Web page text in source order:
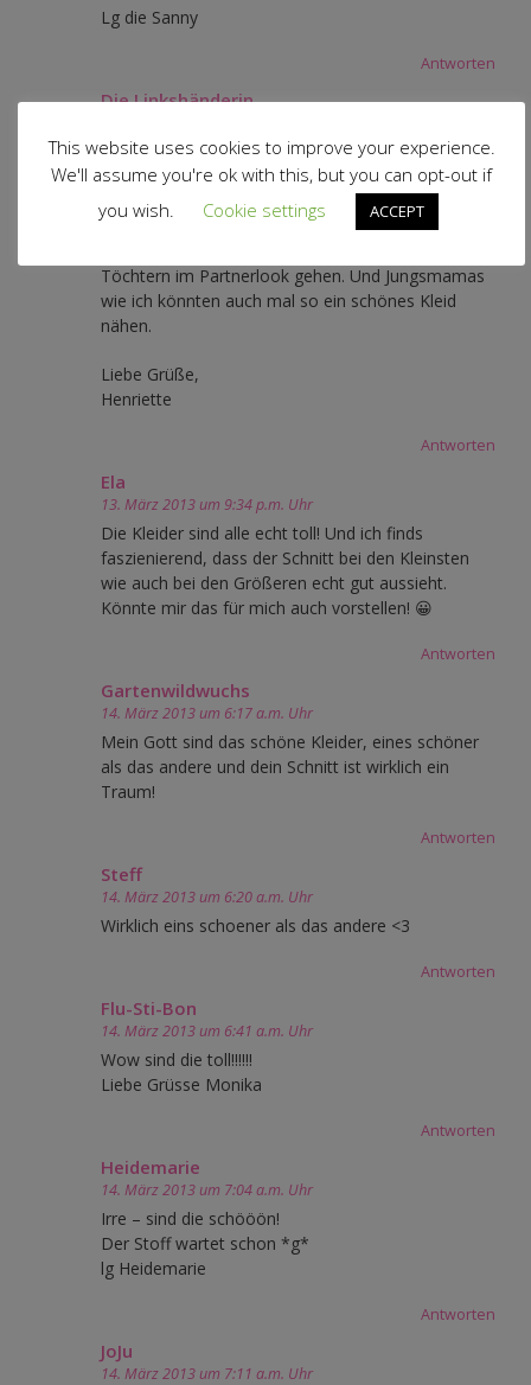
Lg die Sanny
Antworten
Die Linkshänderin
Die sind sooo schön!
Ich will auch so ein Kleid haben und zwar für mich!
Magst Du nicht auch ein E-Book für Frauen
machen?
Töchtern im Partnerlook gehen. Und Jungsmamas
wie ich könnten auch mal so ein schönes Kleid
nähen.
Liebe Grüße,
Henriette
Antworten
Ela
13. März 2013 um 9:34 p.m. Uhr
Die Kleider sind alle echt toll! Und ich finds
faszienierend, dass der Schnitt bei den Kleinsten
wie auch bei den Größeren echt gut aussieht.
Könnte mir das für mich auch vorstellen! 😀
Antworten
Gartenwildwuchs
14. März 2013 um 6:17 a.m. Uhr
Mein Gott sind das schöne Kleider, eines schöner
als das andere und dein Schnitt ist wirklich ein
Traum!
Antworten
Steff
14. März 2013 um 6:20 a.m. Uhr
Wirklich eins schoener als das andere <3
Antworten
Flu-Sti-Bon
14. März 2013 um 6:41 a.m. Uhr
Wow sind die toll!!!!!!
Liebe Grüsse Monika
Antworten
Heidemarie
14. März 2013 um 7:04 a.m. Uhr
Irre – sind die schööön!
Der Stoff wartet schon *g*
lg Heidemarie
Antworten
JoJu
14. März 2013 um 7:11 a.m. Uhr
This website uses cookies to improve your experience.
We'll assume you're ok with this, but you can opt-out if
you wish.
Cookie settings ACCEPT